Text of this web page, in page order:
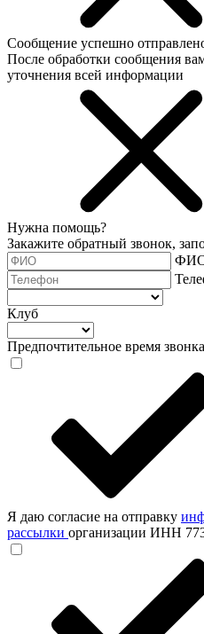
Сообщение успешно
После обработки сообщения
уточнения всей информации
Нужна помощь?
Закажите обратный звонок,
Клуб
Предпочтительное время звонка
Я даю согласие на отправку
рассылки организации ИНН